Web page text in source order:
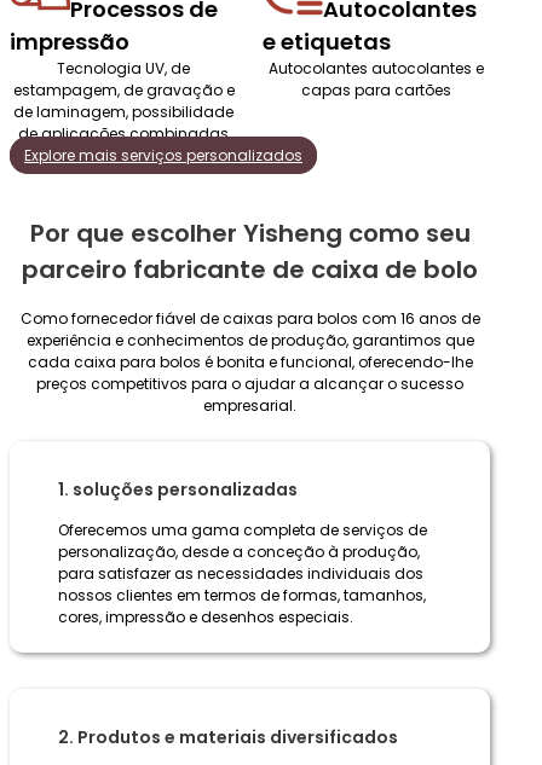
Processos de
impressão
Tecnologia UV, de
estampagem, de gravação e
de laminagem, possibilidade
de aplicações combinadas
Autocolantes
e etiquetas
Autocolantes autocolantes e
capas para cartões
Explore mais serviços personalizados
Por que escolher Yisheng como seu
parceiro fabricante de caixa de bolo
Como fornecedor fiável de caixas para bolos com 16 anos de
experiência e conhecimentos de produção, garantimos que
cada caixa para bolos é bonita e funcional, oferecendo-lhe
preços competitivos para o ajudar a alcançar o sucesso
empresarial.
1. soluções personalizadas
Oferecemos uma gama completa de serviços de
personalização, desde a conceção à produção,
para satisfazer as necessidades individuais dos
nossos clientes em termos de formas, tamanhos,
cores, impressão e desenhos especiais.
2. Produtos e materiais diversificados